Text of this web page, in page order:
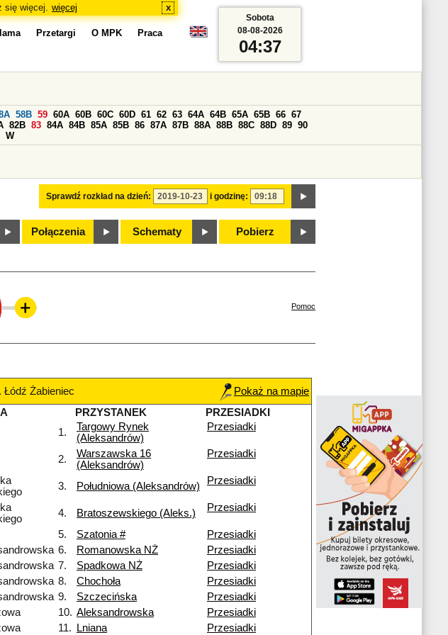
się więcej. więcej x
Przetargi O MPK Praca
Sprawdź rozkład na dzień: i godzinę:
58B 59 60A 60B 60C 60D 61 62 63 64A 64B 65A 65B 66 67
82B 83 84A 84B 85A 85B 86 87A 87B 88A 88B 88C 88D 89 90
W
Połączenia Schematy Pobierz
Sobota
08-08-2026
04:37
Pomoc
Łódź Żabieniec
Pokaż na mapie
PRZYSTANEK
PRZESIADKI
1.
Targowy Rynek
(Aleksandrów)
Przesiadki
2.
Warszawska 16
(Aleksandrów)
Przesiadki
3. Południowa (Aleksandrów) Przesiadki
4. Bratoszewskiego (Aleks.) Przesiadki
5. Szatonia #
Przesiadki
6. Romanowska NŻ
Przesiadki
7. Spadkowa NŻ
Przesiadki
8. Chochoła
Przesiadki
9. Szczecińska
Przesiadki
10. Aleksandrowska
Przesiadki
11. Lniana Przesiadki